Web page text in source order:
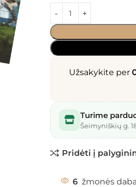
Užsakykite per
Turime
Šeimyniškių g.
Pridėti į
6 žmonės